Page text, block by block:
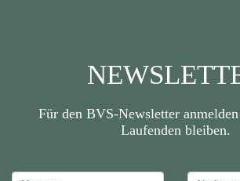
Für den BVS-Newsletter
Laufenden bleiben.